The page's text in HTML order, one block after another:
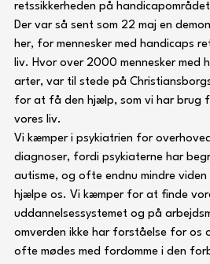
retssikkerheden på
Der var så sent som 22 maj en
her, for mennesker med handicaps
liv. Hvor over 2000 mennesker med
arter, var til stede på
for at få den hjælp, som vi har brug
vores liv.
Vi kæmper i psykiatrien for
diagnoser, fordi psykiaterne har
autisme, og ofte endnu mindre viden
hjælpe os. Vi kæmper for at finde
uddannelsessystemet og på
omverden ikke har forståelse for os
ofte mødes med fordomme i den